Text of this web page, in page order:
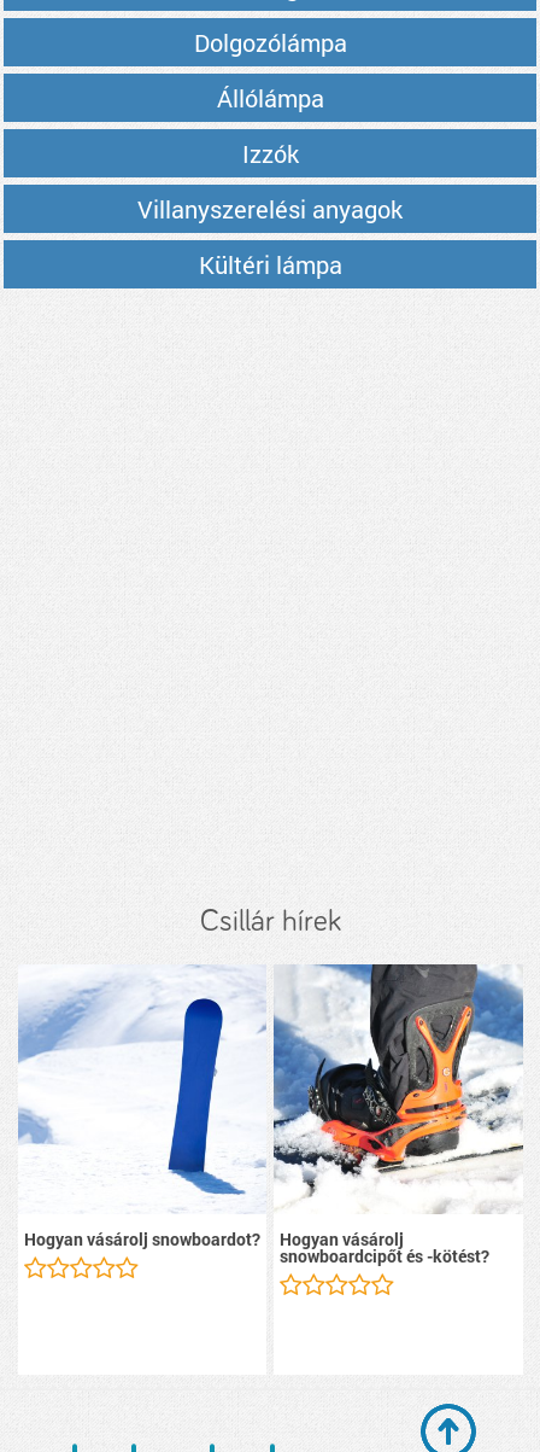
Dolgozólámpa
Állólámpa
Izzók
Villanyszerelési anyagok
Kültéri lámpa
Csillár hírek
Hogyan vásárolj snowboardot? Hogyan vásárolj
snowboardcipőt és -kötést?